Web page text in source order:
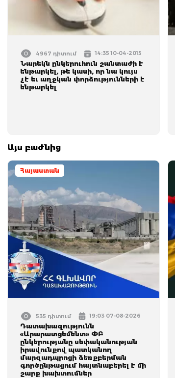
4967 դիտում 14:35 10-04-2015
Նարեկն ընկերուհուն շանտաժի է
ենթարկել, թե կասի, որ նա կույս
չէ եւ աղջկան փորձությունների է
ենթարկել
Այս բաժնից
Հայաստան
535 դիտում 19:03 07-08-2026
Դատախազությունն
«Արարատցեմենտ» ՓԲ
ընկերությանը սեփականության
իրավունքով պատկանող
մարզադպրոցի ձեռքբերման
գործընթացում հայտնաբերել է մի
շարք խախտումներ